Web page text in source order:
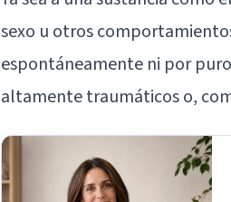
sexo u otros
espontáneamente ni por
altamente traumáticos o,